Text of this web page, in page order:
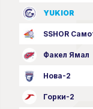
YUKIOR
SSHOR
Факел Ямал
Нова-2
Горки-2